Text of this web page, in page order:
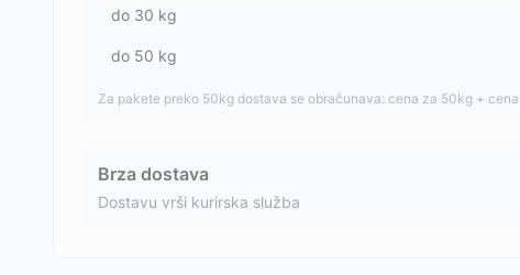
do 30 kg
do 50 kg
Za pakete preko 50kg dostava se obračunava: cena za 50kg +
Brza dostava
Dostavu vrši kurirska služba